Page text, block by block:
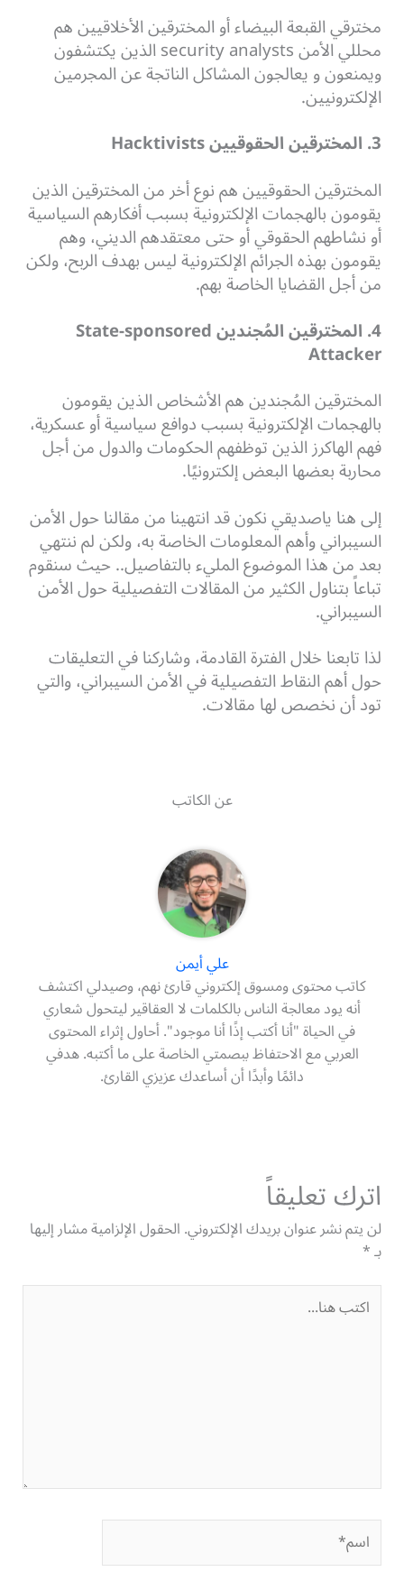
مخترقي القبعة البيضاء أو المخترقين الأخلاقيين هم
محللي الأمن security analysts الذين يكتشفون
ويمنعون و يعالجون المشاكل الناتجة عن المجرمين
الإلكترونيين.
3. المخترقين الحقوقيين Hacktivists
المخترقين الحقوقيين هم نوع أخر من المخترقين الذين
يقومون بالهجمات الإلكترونية بسبب أفكارهم السياسية
أو نشاطهم الحقوقي أو حتى معتقدهم الديني، وهم
يقومون بهذه الجرائم الإلكترونية ليس بهدف الربح، ولكن
من أجل القضايا الخاصة بهم.
4. المخترقين المُجندين State-sponsored
Attacker
المخترقين المُجندين هم الأشخاص الذين يقومون
بالهجمات الإلكترونية بسبب دوافع سياسية أو عسكرية،
فهم الهاكرز الذين توظفهم الحكومات والدول من أجل
محاربة بعضها البعض إلكترونيًا.
إلى هنا ياصديقي نكون قد انتهينا من مقالنا حول الأمن
السيبراني وأهم المعلومات الخاصة به، ولكن لم ننتهي
بعد من هذا الموضوع المليء بالتفاصيل.. حيث سنقوم
تباعاً بتناول الكثير من المقالات التفصيلية حول الأمن
السيبراني.
لذا تابعنا خلال الفترة القادمة، وشاركنا في التعليقات
حول أهم النقاط التفصيلية في الأمن السيبراني، والتي
تود أن نخصص لها مقالات.
عن الكاتب
علي أيمن
كاتب محتوى ومسوق إلكتروني قارئ نهم، وصيدلي اكتشف
أنه يود معالجة الناس بالكلمات لا العقاقير ليتحول شعاري
في الحياة "أنا أكتب إذًا أنا موجود". أحاول إثراء المحتوى
العربي مع الاحتفاظ ببصمتي الخاصة على ما أكتبه. هدفي
دائمًا وأبدًا أن أساعدك عزيزي القارئ.
اترك تعليقاً
لن يتم نشر عنوان بريدك الإلكتروني.الحقول الإلزامية مشار إليها
بـ*
اكتب
هنا...
اسم*